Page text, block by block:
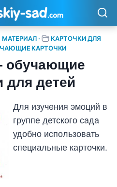
·
КАРТОЧКИ ДЛЯ
КАРТОЧКИ
для детей
Для изучения эмоций в
группе детского сада
удобно использовать
специальные карточки.